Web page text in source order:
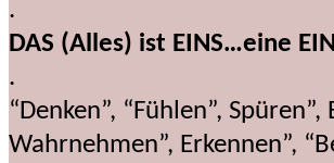
.
DAS (Alles) ist EINS…eine
.
“Denken”, “Fühlen”, Spüren”,
Wahrnehmen”, Erkennen”,